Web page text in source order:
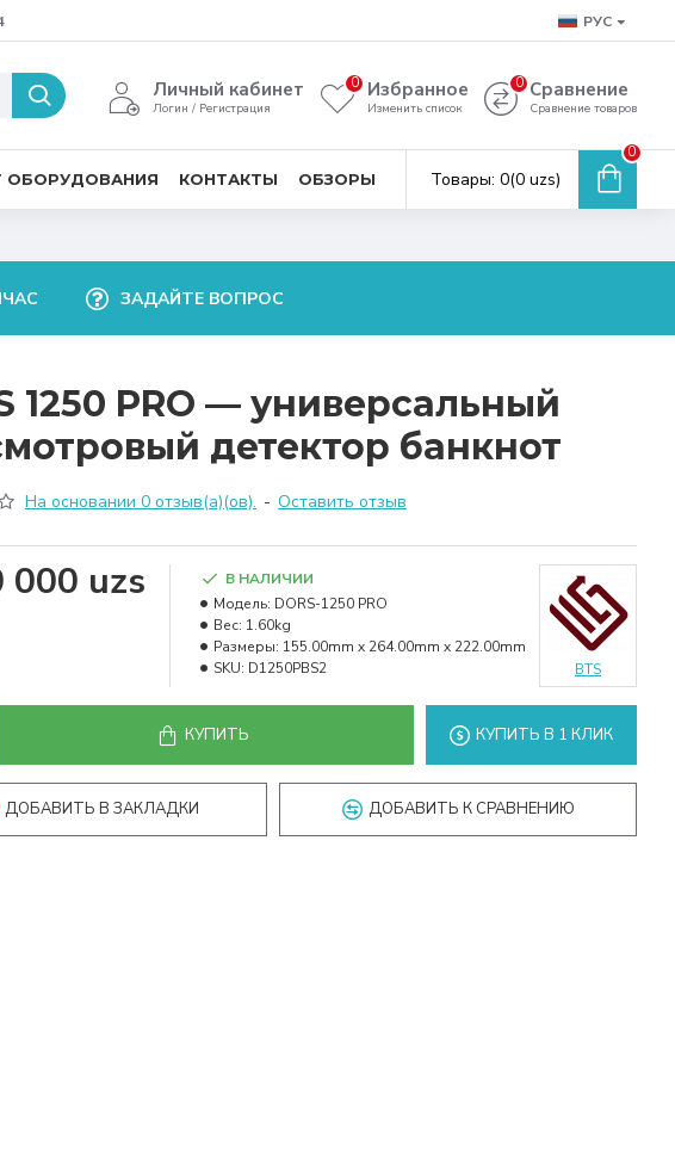
РУС
Личный кабинет
Логин / Регистрация
Избранное
Изменить список
0 Сравнение
Сравнение товаров
0
ОБОРУДОВАНИЯ КОНТАКТЫ ОБЗОРЫ Товары: 0(0 uzs)
0
ЗАДАЙТЕ ВОПРОС
1250 PRO — универсальный
детектор банкнот
На основании 0 отзыв(а)(ов). - Оставить отзыв
000 uzs
В НАЛИЧИИ
Модель: DORS-1250 PRO
Вес: 1.60kg
Размеры: 155.00mm x 264.00mm x 222.00mm
SKU: D1250PBS2 BTS
КУПИТЬ КУПИТЬ В 1 КЛИК
ДОБАВИТЬ В ЗАКЛАДКИ ДОБАВИТЬ К СРАВНЕНИЮ